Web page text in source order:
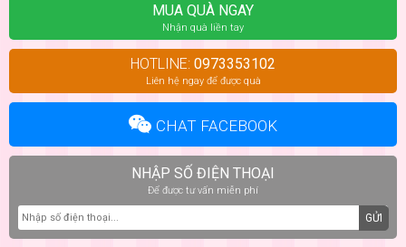
MUA QUÀ NGAY
Nhận quà liền tay
HOTLINE: 0973353102
Liên hệ ngay để được quà
CHAT FACEBOOK
NHẬP SỐ ĐIỆN THOẠI
Để được tư vấn miễn phí
GỬI